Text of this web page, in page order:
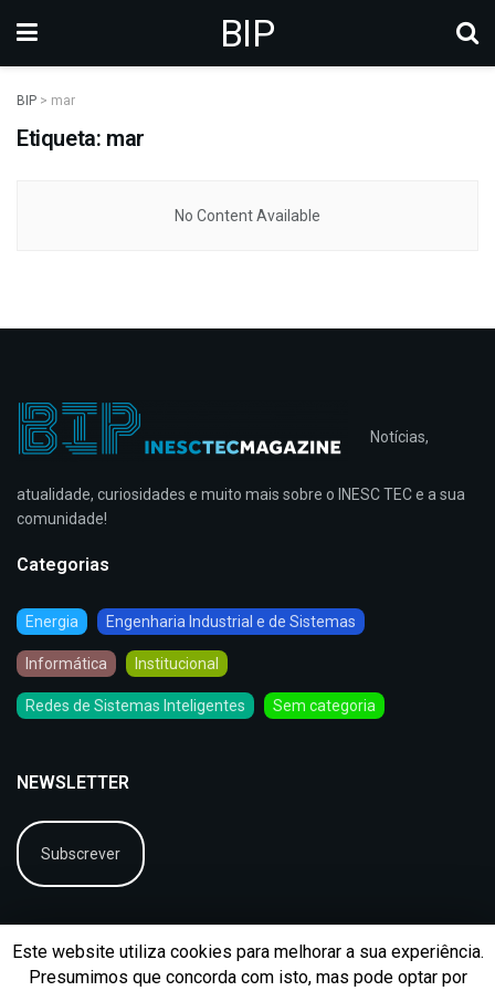
BIP
BIP > mar
Etiqueta: mar
No Content Available
Notícias,
atualidade, curiosidades e muito mais sobre o INESC TEC e a sua
comunidade!
Categorias
Energia Engenharia Industrial e de Sistemas
Informática Institucional
Redes de Sistemas Inteligentes Sem categoria
NEWSLETTER
Subscrever
Este website utiliza cookies para melhorar a sua experiência.
Presumimos que concorda com isto, mas pode optar por